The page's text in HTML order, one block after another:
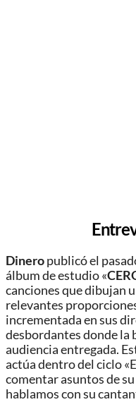
Dineropublicó el
álbum de estudio «
canciones que dibujan
relevantes
incrementada en sus
desbordantes donde la
audiencia entregada.
actúa dentro del ciclo
comentar asuntos de
hablamos con su